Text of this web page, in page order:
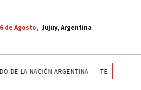
6 de Agosto, Jujuy, Argentina
RUTAS DE JUJUY NACIONALES